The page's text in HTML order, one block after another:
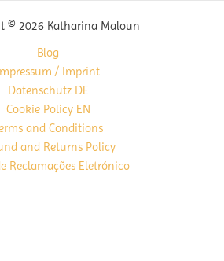
© 2026 Katharina Maloun
Blog
Impressum / Imprint
Datenschutz DE
Cookie Policy EN
and Conditions
and Returns Policy
Reclamações Eletrónico